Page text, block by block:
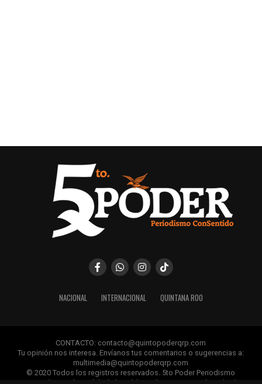
NACIONAL INTERNACIONAL QUINTANA ROO
CONTACTO: contacto@quintopoderqrp.com
Tu opinión nos interesa. Envíanos tus comentarios o sugerencias a:
multimedia@quintopoderqrp.com
© 2020 Todos los registros reservados. 5to Poder Periodismo